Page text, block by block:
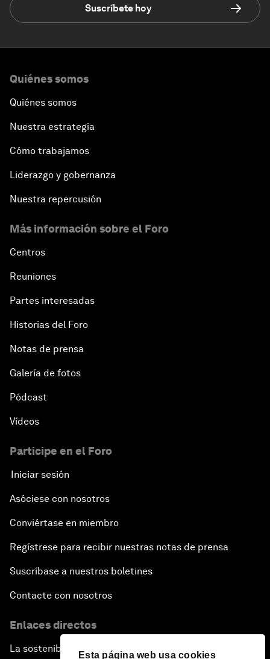
Esta página web usa cookies
Suscríbete hoy
Quiénes somos
Quiénes somos
Nuestra estrategia
Cómo trabajamos
Liderazgo y gobernanza
Nuestra repercusión
Más información sobre el Foro
Centros
Reuniones
Partes interesadas
Historias del Foro
Notas de prensa
Galería de fotos
Pódcast
Vídeos
Participe en el Foro
Iniciar sesión
Asóciese con nosotros
Conviértase en miembro
Regístrese para recibir nuestras notas de prensa
Suscríbase a nuestros boletines
Contacte con nosotros
Enlaces directos
La sostenibilidad en el Foro